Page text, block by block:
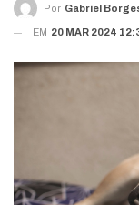
Por Gabriel
EM 20 MAR 2024